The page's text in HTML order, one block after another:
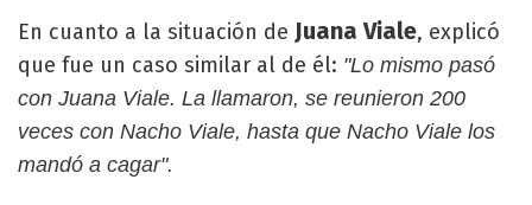
En cuanto a la situación de Juana Viale, explicó
que fue un caso similar al de él: "Lo mismo pasó
con Juana Viale. La llamaron, se reunieron 200
veces con Nacho Viale, hasta que Nacho Viale los
mandó a cagar".